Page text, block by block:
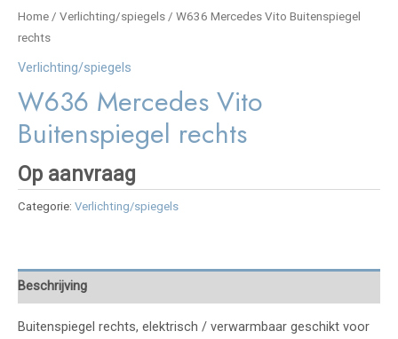
Home / Verlichting/spiegels / W636 Mercedes Vito Buitenspiegel
rechts
Verlichting/spiegels
W636 Mercedes Vito
Buitenspiegel rechts
Op aanvraag
Categorie: Verlichting/spiegels
Beschrijving
Buitenspiegel rechts, elektrisch / verwarmbaar geschikt voor